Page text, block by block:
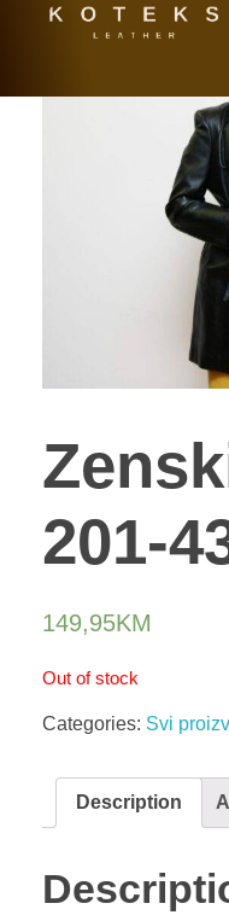
201-
149,95KM
Out of stock
Categories: Svi
Description